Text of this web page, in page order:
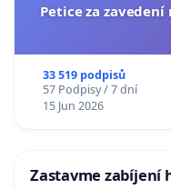
Petice za
33 519 podpisů
57 Podpisy / 7 dní
15 Jun 2026
Zastavme zabíjení